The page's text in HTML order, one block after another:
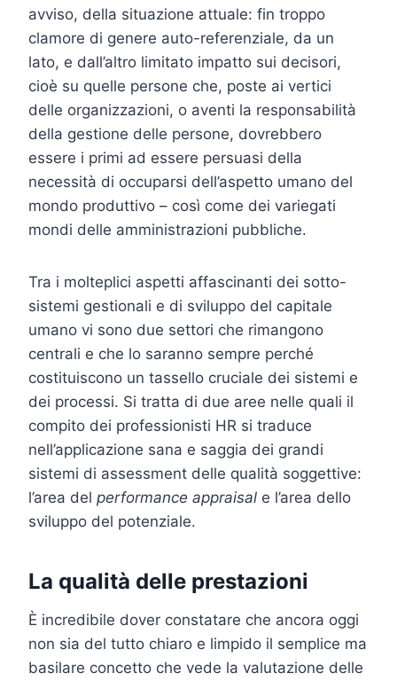
avviso, della situazione attuale: fin troppo
clamore di genere auto-referenziale, da un
lato, e dall’altro limitato impatto sui decisori,
cioè su quelle persone che, poste ai vertici
delle organizzazioni, o aventi la responsabilità
della gestione delle persone, dovrebbero
essere i primi ad essere persuasi della
necessità di occuparsi dell’aspetto umano del
mondo produttivo – così come dei variegati
mondi delle amministrazioni pubbliche.
Tra i molteplici aspetti affascinanti dei sotto-
sistemi gestionali e di sviluppo del capitale
umano vi sono due settori che rimangono
centrali e che lo saranno sempre perché
costituiscono un tassello cruciale dei sistemi e
dei processi. Si tratta di due aree nelle quali il
compito dei professionisti HR si traduce
nell’applicazione sana e saggia dei grandi
sistemi di assessment delle qualità soggettive:
l’area del performance appraisal e l’area dello
sviluppo del potenziale.
La qualità delle prestazioni
È incredibile dover constatare che ancora oggi
non sia del tutto chiaro e limpido il semplice ma
basilare concetto che vede la valutazione delle